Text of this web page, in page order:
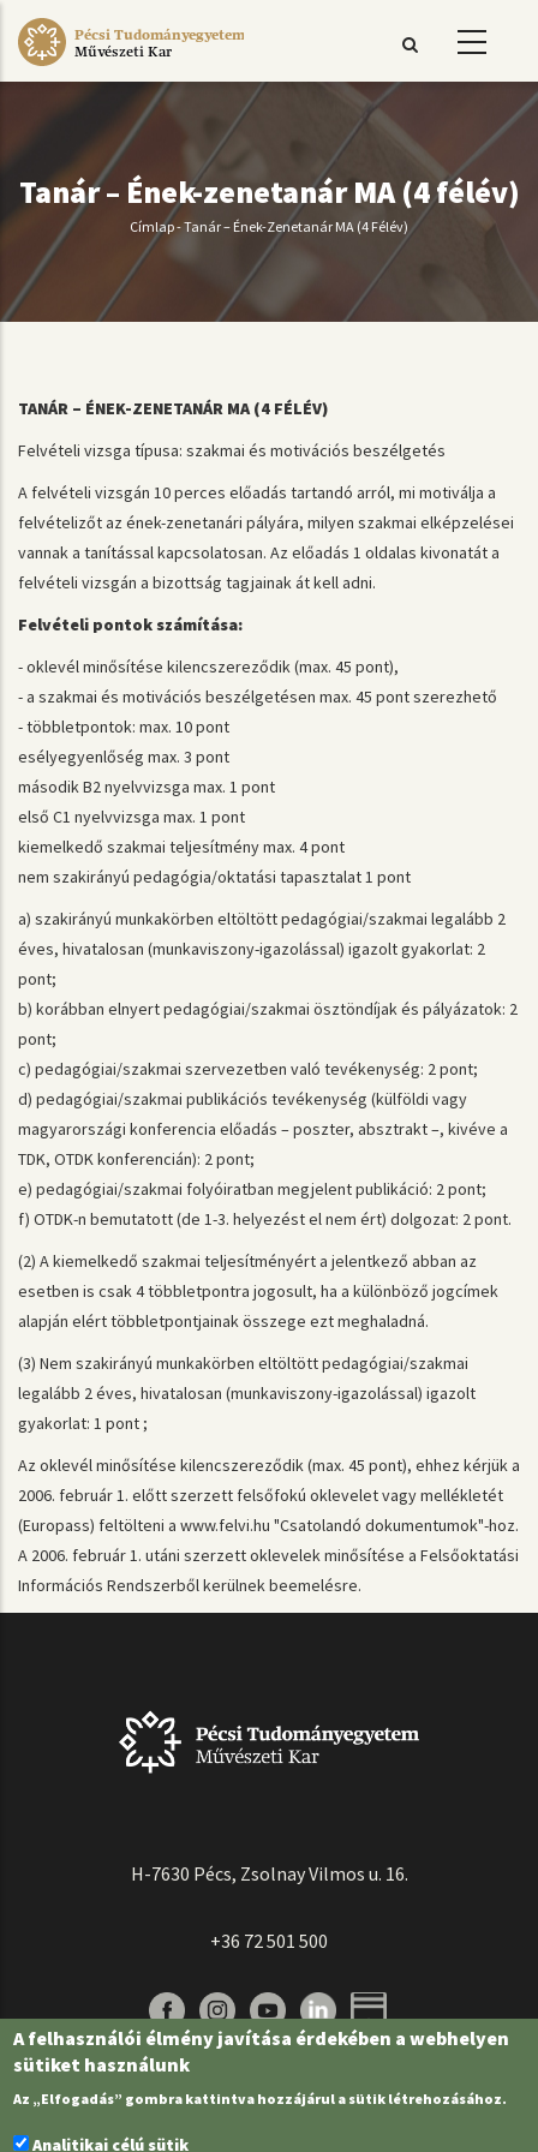
Ugrás
Pécsi Tudományegyetem
Művészeti Kar
Tanár – Ének-zenetanár MA (4 félév)
Morzsa
Címlap-Tanár – Ének-Zenetanár MA (4 Félév)
TANÁR – ÉNEK-ZENETANÁR MA (4 FÉLÉV)
Felvételi vizsga típusa: szakmai és motivációs beszélgetés
A felvételi vizsgán 10 perces előadás tartandó arról, mi motiválja a
felvételizőt az ének-zenetanári pályára, milyen szakmai elképzelései
vannak a tanítással kapcsolatosan. Az előadás 1 oldalas kivonatát a
felvételi vizsgán a bizottság tagjainak át kell adni.
Felvételi pontok számítása:
- oklevél minősítése kilencszereződik (max. 45 pont),
- a szakmai és motivációs beszélgetésen max. 45 pont szerezhető
- többletpontok: max. 10 pont
esélyegyenlőség max. 3 pont
második B2 nyelvvizsga max. 1 pont
első C1 nyelvvizsga max. 1 pont
kiemelkedő szakmai teljesítmény max. 4 pont
nem szakirányú pedagógia/oktatási tapasztalat 1 pont
a) szakirányú munkakörben eltöltött pedagógiai/szakmai legalább 2
éves, hivatalosan (munkaviszony-igazolással) igazolt gyakorlat: 2
pont;
b) korábban elnyert pedagógiai/szakmai ösztöndíjak és pályázatok: 2
pont;
c) pedagógiai/szakmai szervezetben való tevékenység: 2 pont;
d) pedagógiai/szakmai publikációs tevékenység (külföldi vagy
magyarországi konferencia előadás – poszter, absztrakt –, kivéve a
TDK, OTDK konferencián): 2 pont;
e) pedagógiai/szakmai folyóiratban megjelent publikáció: 2 pont;
f) OTDK-n bemutatott (de 1-3. helyezést el nem ért) dolgozat: 2 pont.
(2) A kiemelkedő szakmai teljesítményért a jelentkező abban az
esetben is csak 4 többletpontra jogosult, ha a különböző jogcímek
alapján elért többletpontjainak összege ezt meghaladná.
(3) Nem szakirányú munkakörben eltöltött pedagógiai/szakmai
legalább 2 éves, hivatalosan (munkaviszony-igazolással) igazolt
gyakorlat: 1 pont ;
Az oklevél minősítése kilencszereződik (max. 45 pont), ehhez kérjük a
2006. február 1. előtt szerzett felsőfokú oklevelet vagy mellékletét
(Europass) feltölteni a www.felvi.hu "Csatolandó dokumentumok"-hoz.
A 2006. február 1. utáni szerzett oklevelek minősítése a Felsőoktatási
Információs Rendszerből kerülnek beemelésre.
H-7630 Pécs, Zsolnay Vilmos u. 16.
+36 72 501 500
A felhasználói élmény javítása érdekében a webhelyen
sütiket használunk
Az „Elfogadás” gombra kattintva hozzájárul a sütik létrehozásához.
Analitikai célú sütik